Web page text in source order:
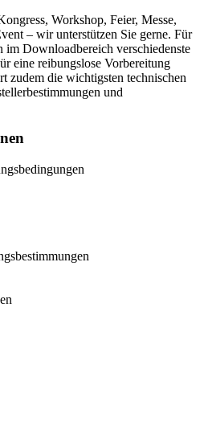
Workshop, Feier, Messe,
– wir unterstützen Sie gerne. Für
Downloadbereich verschiedenste
eine reibungslose Vorbereitung
zudem die wichtigsten technischen
und